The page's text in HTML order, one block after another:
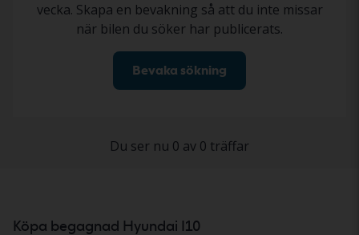
vecka. Skapa en bevakning så att du inte missar
när bilen du söker har publicerats.
Bevaka sökning
Du ser nu 0 av 0 träffar
Köpa begagnad Hyundai I10